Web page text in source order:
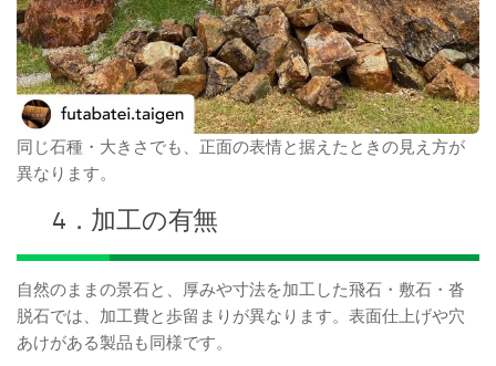
同じ石種・大きさでも、正面の表情と据えたときの見え方が
異なります。
4．加工の有無
自然のままの景石と、厚みや寸法を加工した飛石・敷石・沓
脱石では、加工費と歩留まりが異なります。表面仕上げや穴
あけがある製品も同様です。